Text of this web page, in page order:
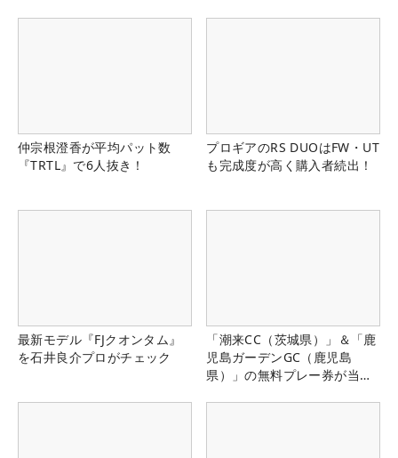
仲宗根澄香が平均パット数
『TRTL』で6人抜き！
プロギアのRS DUOはFW・UT
も完成度が高く購入者続出！
最新モデル『FJクオンタム』
を石井良介プロがチェック
「潮来CC（茨城県）」＆「鹿
児島ガーデンGC（鹿児島
県）」の無料プレー券が当た